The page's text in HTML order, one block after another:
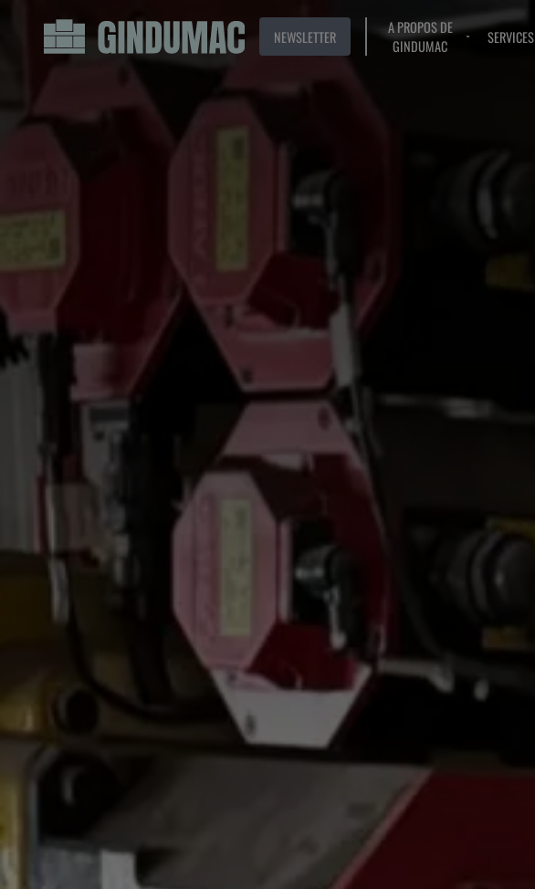
NEWSLETTER
A PROPOS DE
GINDUMAC
SERVICES